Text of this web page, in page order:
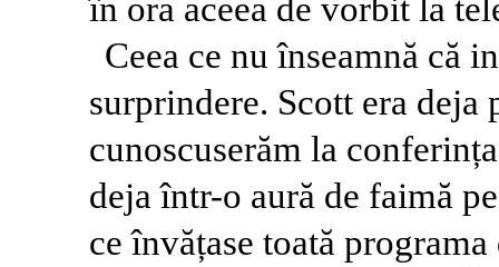
în ora aceea de vorbit la
Ceea ce nu înseamnă că
surprindere. Scott era deja
cunoscuserăm la
deja într-o aură de faimă
ce învățase toată